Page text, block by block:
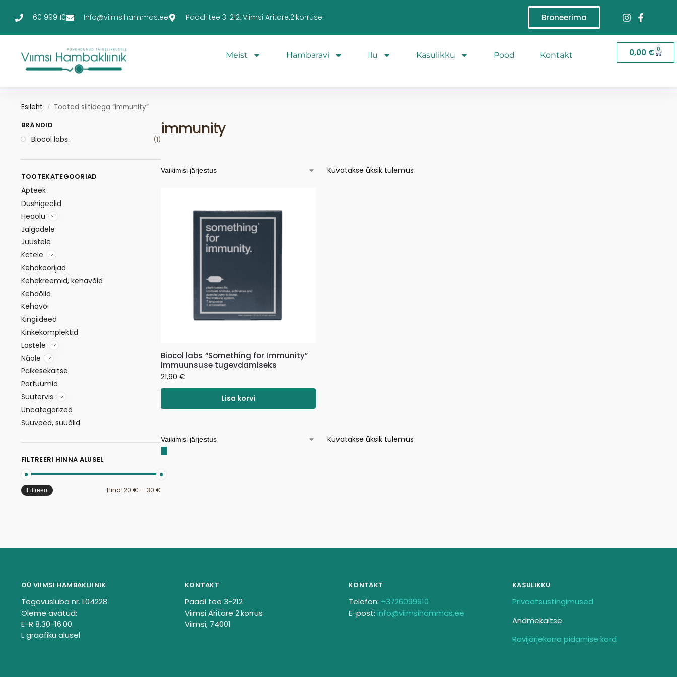
60 999 10 Info@viimsihammas.ee Paadi tee 3-212, Viimsi Äritare.2.korrusel Broneerima
Meist Hambaravi Ilu Kasulikku Pood Kontakt 0,00 € 0
Esileht / Tooted siltidega “immunity”
immunity
Kuvatakse üksik tulemus
Biocol labs “Something for Immunity”
immuunsuse tugevdamiseks
21,90€
Lisa korvi
Kuvatakse üksik tulemus
BRÄNDID
Biocol labs. (1)
TOOTEKATEGOORIAD
Apteek
Dushigeelid
Heaolu
Jalgadele
Juustele
Kätele
Kehakoorijad
Kehakreemid, kehavõid
Kehaõlid
Kehavõi
Kingiideed
Kinkekomplektid
Lastele
Näole
Päikesekaitse
Parfüümid
Suutervis
Uncategorized
Suuveed, suuõlid
FILTREERI HINNA ALUSEL
Filtreeri Hind:20 € —30 €
OÜ VIIMSI HAMBAKLIINIK
Tegevusluba nr. L04228
Oleme avatud:
E-R 8.30-16.00
L graafiku alusel
KONTAKT
Paadi tee 3-212
Viimsi Äritare 2.korrus
Viimsi, 74001
KONTAKT
Telefon: +3726099910
E-post: info@viimsihammas.ee
KASULIKKU
Privaatsustingimused
Andmekaitse
Ravijärjekorra pidamise kord